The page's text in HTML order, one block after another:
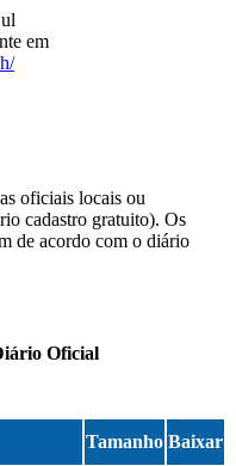
em
oficiais locais ou
cadastro gratuito). Os
de acordo com o diário
Oficial
Tamanho Baixar